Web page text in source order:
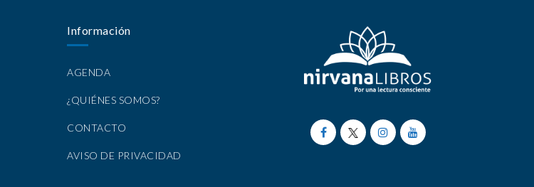
Información
AGENDA
¿QUIÉNES SOMOS?
CONTACTO
AVISO DE PRIVACIDAD